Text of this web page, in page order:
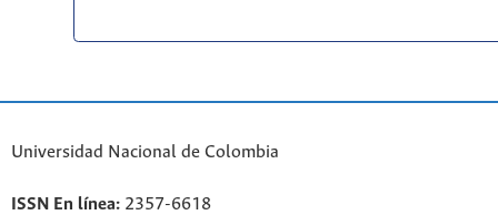
Universidad Nacional de Colombia
ISSN En línea: 2357-6618